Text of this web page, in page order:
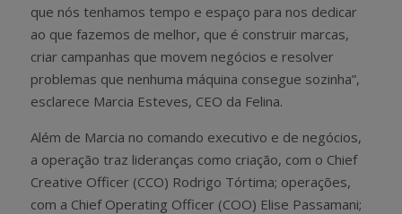
que nós tenhamos tempo e espaço para nos dedicar
ao que fazemos de melhor, que é construir marcas,
criar campanhas que movem negócios e resolver
problemas que nenhuma máquina consegue sozinha”,
esclarece Marcia Esteves, CEO da Felina.
Além de Marcia no comando executivo e de negócios,
a operação traz lideranças como criação, com o Chief
Creative Officer (CCO) Rodrigo Tórtima; operações,
com a Chief Operating Officer (COO) Elise Passamani;